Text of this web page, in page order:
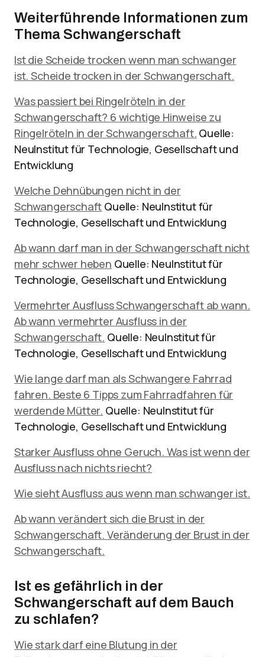
Weiterführende Informationen zum
Thema Schwangerschaft
Ist die Scheide trocken wenn man schwanger
ist. Scheide trocken in der Schwangerschaft.
Was passiert bei Ringelröteln in der
Schwangerschaft? 6 wichtige Hinweise zu
Ringelröteln in der Schwangerschaft. Quelle:
NeuInstitut für Technologie, Gesellschaft und
Entwicklung
Welche Dehnübungen nicht in der
Schwangerschaft Quelle: NeuInstitut für
Technologie, Gesellschaft und Entwicklung
Ab wann darf man in der Schwangerschaft nicht
mehr schwer heben Quelle: NeuInstitut für
Technologie, Gesellschaft und Entwicklung
Vermehrter Ausfluss Schwangerschaft ab wann.
Ab wann vermehrter Ausfluss in der
Schwangerschaft. Quelle: NeuInstitut für
Technologie, Gesellschaft und Entwicklung
Wie lange darf man als Schwangere Fahrrad
fahren. Beste 6 Tipps zum Fahrradfahren für
werdende Mütter. Quelle: NeuInstitut für
Technologie, Gesellschaft und Entwicklung
Starker Ausfluss ohne Geruch. Was ist wenn der
Ausfluss nach nichts riecht?
Wie sieht Ausfluss aus wenn man schwanger ist.
Ab wann verändert sich die Brust in der
Schwangerschaft. Veränderung der Brust in der
Schwangerschaft.
Ist es gefährlich in der
Schwangerschaft auf dem Bauch
zu schlafen?
Wie stark darf eine Blutung in der